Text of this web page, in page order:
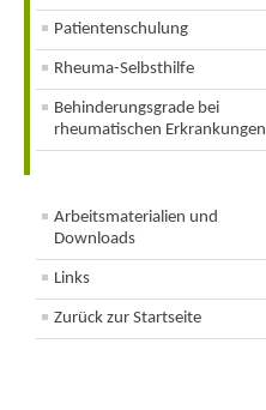
Patientenschulung
Rheuma-Selbsthilfe
Behinderungsgrade bei
rheumatischen Erkrankungen
Arbeitsmaterialien und
Downloads
Links
Zurück zur Startseite